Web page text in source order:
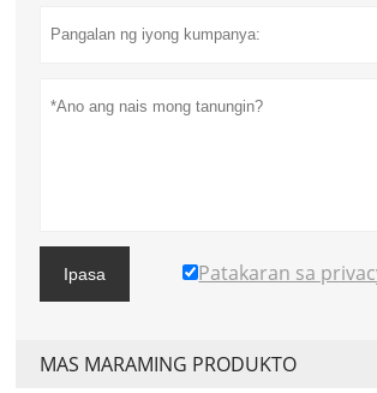
Ipasa Patakaran sa
MAS MARAMING PRODUKTO